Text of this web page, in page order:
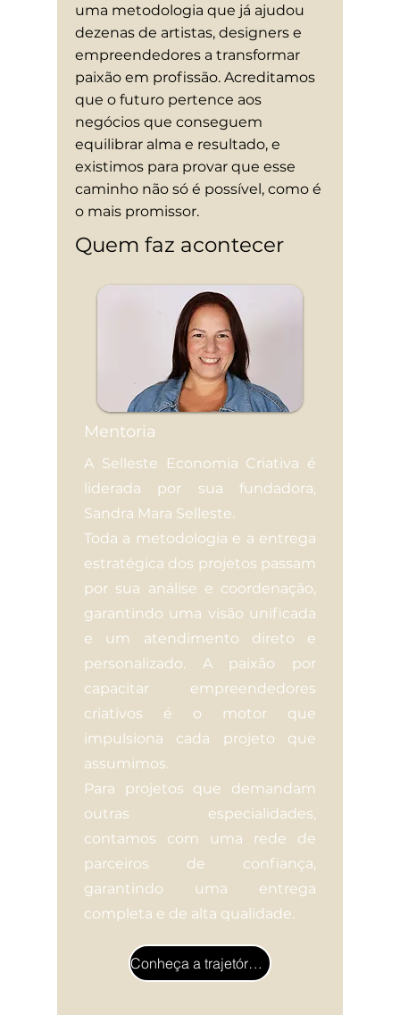
uma metodologia que já ajudou
dezenas de artistas, designers e
empreendedores a transformar
paixão em profissão. Acreditamos
que o futuro pertence aos
negócios que conseguem
equilibrar alma e resultado, e
existimos para provar que esse
caminho não só é possível, como é
o mais promissor.
Quem faz acontecer
Mentoria
A Selleste Economia Criativa é
liderada por sua fundadora,
Sandra Mara Selleste.
Toda a metodologia e a entrega
estratégica dos projetos passam
por sua análise e coordenação,
garantindo uma visão unificada
e um atendimento direto e
personalizado. A paixão por
capacitar empreendedores
criativos é o motor que
impulsiona cada projeto que
assumimos.
Para projetos que demandam
outras especialidades,
contamos com uma rede de
parceiros de confiança,
garantindo uma entrega
completa e de alta qualidade.
Conheça a trajetória de Sandra